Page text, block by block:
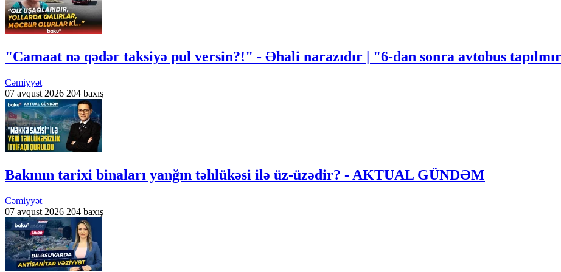
"Camaat nə qədər taksiyə pul versin?!" - Əhali narazıdır | "6-dan sonra avtobus
Cəmiyyət
07 avqust 2026 204 baxış
Bakının tarixi binaları yanğın təhlükəsi ilə üz-üzədir? - AKTUAL GÜNDƏM
Cəmiyyət
07 avqust 2026 204 baxış